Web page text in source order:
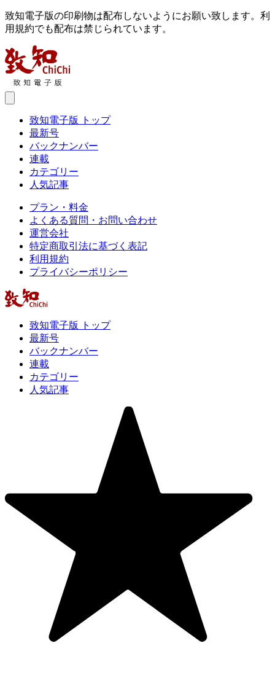
致知電子版の印刷物は配布しないようにお願い致します。利
用規約でも配布は禁じられています。
致知電子版 トップ
最新号
バックナンバー
連載
カテゴリー
人気記事
プラン・料金
よくある質問・お問い合わせ
運営会社
特定商取引法に基づく表記
利用規約
プライバシーポリシー
致知電子版 トップ
最新号
バックナンバー
連載
カテゴリー
人気記事